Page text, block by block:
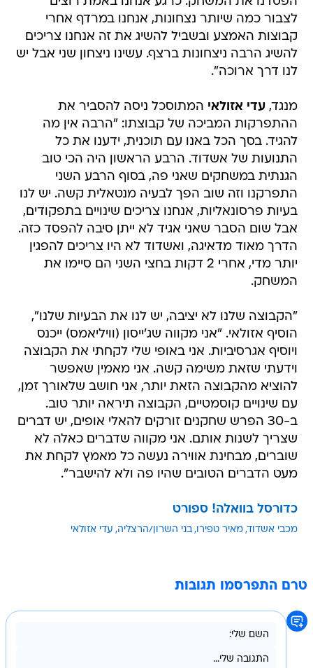
לצבור כמה שיותר נצחונות, אנחנו במרדף אחרי
קבוצות האמצע ובשביל להשיג את זה אנחנו צריכים
להשיג הרבה ניצחונות ברצף. עשינו ניצחון שני אבל יש
לנו דרך ארוכה".
מנגד,עדי אזולאי המתוסכל ניסה להסביר את
ההתפרקות המביכה של קבוצתו: "הרבה אין מה
להגיד. בסך הכל באנו עם תוכנית, ידענו את כל
התנועות של אשדוד. הרבע הראשון היה הכי טוב
הגנתית במשחקים שאני פה, בסוף הרבע השני
התפרקנו וזה שוב הפך לבעיה מנטאלית קשה. יש לנו
בעיות פרסונאליות, אנחנו צריכים שינויים בתפקודים,
אבל שום הסבר שאני אגיד לא ייתן סיבה להפסד כזה.
הדרך מאוד מדאיגה, ואשדוד לא היו צריכים להפגין
יותר מדי, אחרי 2 דקות בחצי השני הם סיימו את
המשחק.
"הקבוצה שלנו לא יציבה, יש לנו את הבעיות שלנו",
הוסיף אזולאי. "אני מקווה שג'ייסון (וויליאמס) ייכנס
ויוסיף אגרסיביות. אני באופי שלי לקחתי את הקבוצה
וידעתי שזאת משימה קשה. אני מאמין שאפשר
להוציא מהקבוצה הזאת יותר, אני חושב שלאורך זמן,
עם שינויים קוסמטיים, הקבוצה תיראה יותר טוב.
ב-30 הפרש שחקנים זורקים להאלי אופים, יש דברים
שצריך לשנות אותם. אני מקווה שדברים כאלה לא
שוברים, מבחינת אווירה נעשה כל מאמץ לקחת את
מעט הדברים הטובים שהיו פה ולא להישבר".
כדורסל בוואלה! ספורט
מכבי אשדוד מאיר טפירו בני השרון/הרצליה עדי אזולאי
טרם התפרסמו תגובות